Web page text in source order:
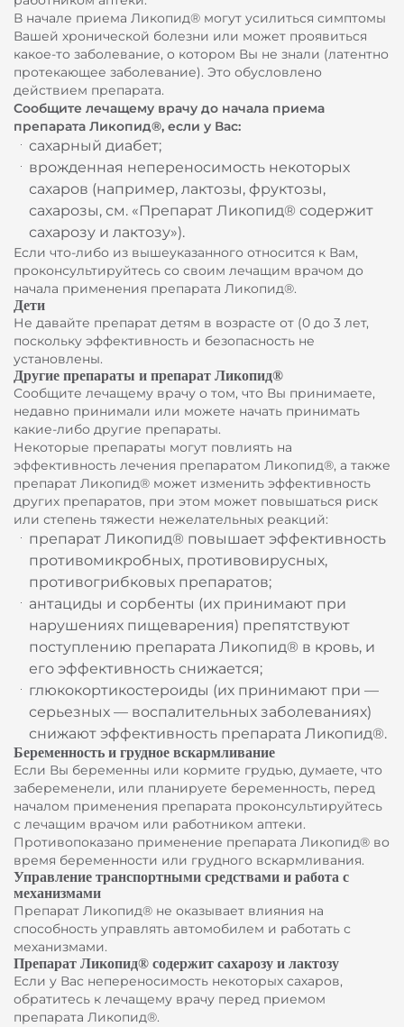
В начале приема Ликопид® могут усилиться симптомы
Вашей хронической болезни или может проявиться
какое-то заболевание, о котором Вы не знали (латентно
протекающее заболевание). Это обусловлено
действием препарата.
Сообщите лечащему врачу до начала приема
препарата Ликопид®‚ если у Вас:
сахарный диабет;
врожденная непереносимость некоторых
сахаров (например, лактозы, фруктозы,
сахарозы, см. «Препарат Ликопид® содержит
сахарозу и лактозу»).
Если что-либо из вышеуказанного относится к Вам,
проконсультируйтесь со своим лечащим врачом до
начала применения препарата Ликопид®.
Дети
Не давайте препарат детям в возрасте от (0 до 3 лет,
поскольку эффективность и безопасность не
установлены.
Другие препараты и препарат Ликопид®
Сообщите лечащему врачу о том, что Вы принимаете,
недавно принимали или можете начать принимать
какие-либо другие препараты.
Некоторые препараты могут повлиять на
эффективность лечения препаратом Ликопид®, а также
препарат Ликопид® может изменить эффективность
других препаратов, при этом может повышаться риск
или степень тяжести нежелательных реакций:
препарат Ликопид® повышает эффективность
противомикробных, противовирусных,
противогрибковых препаратов;
антациды и сорбенты (их принимают при
нарушениях пищеварения) препятствуют
поступлению препарата Ликопид® в кровь, и
его эффективность снижается;
глюкокортикостероиды (их принимают при —
серьезных — воспалительных заболеваниях)
снижают эффективность препарата Ликопид®.
Беременность и грудное вскармливание
Если Вы беременны или кормите грудью, думаете, что
забеременели, или планируете беременность, перед
началом применения препарата проконсультируйтесь
с лечащим врачом или работником аптеки.
Противопоказано применение препарата Ликопид® во
время беременности или грудного вскармливания.
Управление транспортными средствами и работа с
механизмами
Препарат Ликопид® не оказывает влияния на
способность управлять автомобилем и работать с
механизмами.
Препарат Ликопид® содержит сахарозу и лактозу
Если у Вас непереносимость некоторых сахаров,
обратитесь к лечащему врачу перед приемом
препарата Ликопид®.